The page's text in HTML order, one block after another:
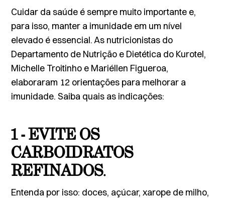
Cuidar da saúde é sempre muito importante e,
para isso, manter a imunidade em um nível
elevado é essencial. As nutricionistas do
Departamento de Nutrição e Dietética do Kurotel,
Michelle Troitinho e Mariéllen Figueroa,
elaboraram 12 orientações para melhorar a
imunidade. Saiba quais as indicações:
1 - EVITE OS
CARBOIDRATOS
REFINADOS.
Entenda por isso: doces, açúcar, xarope de milho,